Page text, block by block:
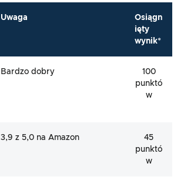
Uwaga
Osiągn
ięty
wynik*
Bardzo dobry
100
punktó
w
3,9 z 5,0 na Amazon
45
punktó
w